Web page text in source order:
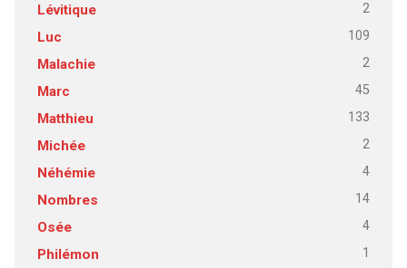
Lévitique 2
Luc 109
Malachie 2
Marc 45
Matthieu 133
Michée 2
Néhémie 4
Nombres 14
Osée 4
Philémon 1